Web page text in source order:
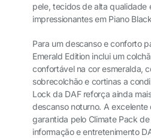
pele, tecidos de alta qualidade
impressionantes em Piano
Para um descanso e conforto
Emerald Edition inclui um
confortável na cor esmeralda,
sobrecolchão e cortinas a
Lock da DAF reforça ainda
descanso noturno. A excelente
garantida pelo Climate Pack
informação e entretenimento